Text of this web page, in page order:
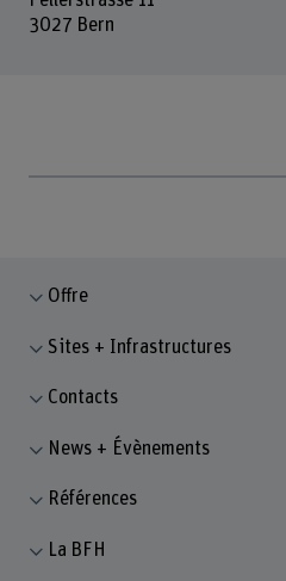
3027 Bern
Offre
Sites + Infrastructures
Contacts
News + Évènements
Références
La BFH